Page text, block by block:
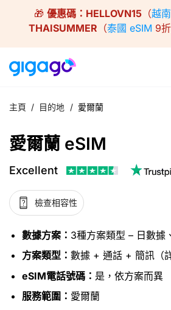
🎁 優惠碼： HELLOVN15（越
THAISUMMER （泰國 eSIM 9
主頁 / 目的地 / 愛爾蘭
愛爾蘭 eSIM
Excellent
檢查相容性
數據方案： 3種方案類型 – 日數據
方案類型： 數據 + 通話 + 簡訊（
eSIM電話號碼： 是，依方案而異
服務範圍： 愛爾蘭